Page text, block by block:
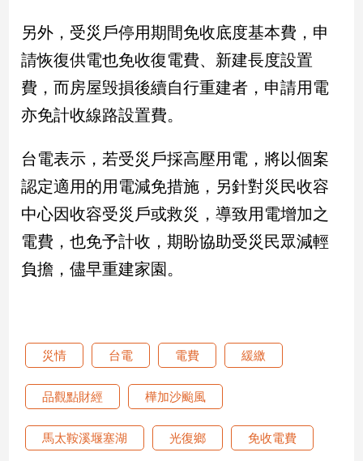
國
會
焦
點
觀
點
兩
岸/
國
際
社
冠
病
毒
專
另外，受災戶停用期間免收底度基本費，申
請恢復供電也免收復電費、新建長度設置
費，而房屋毁損後續自行重建者，申請用電
亦免計收線路設置費。
台電表示，若受災戶採高壓用電，將以個案
認定適用的用電減免措施，另針對災民收容
中心因收容受災戶或救災，導致用電增加之
電費，也免予計收，期盼協助受災民眾減輕
負擔，儘早重建家園。
災情 台電 電費 緩繳
品觀點財經 樺加沙颱風
馬太鞍溪堰塞湖 光復鄉 免收電費